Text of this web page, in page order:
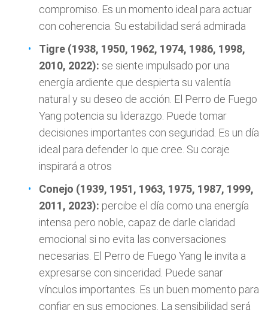
compromiso. Es un momento ideal para actuar
con coherencia. Su estabilidad será admirada
Tigre (1938, 1950, 1962, 1974, 1986, 1998,
2010, 2022): se siente impulsado por una
energía ardiente que despierta su valentía
natural y su deseo de acción. El Perro de Fuego
Yang potencia su liderazgo. Puede tomar
decisiones importantes con seguridad. Es un día
ideal para defender lo que cree. Su coraje
inspirará a otros
Conejo (1939, 1951, 1963, 1975, 1987, 1999,
2011, 2023): percibe el día como una energía
intensa pero noble, capaz de darle claridad
emocional si no evita las conversaciones
necesarias. El Perro de Fuego Yang le invita a
expresarse con sinceridad. Puede sanar
vínculos importantes. Es un buen momento para
confiar en sus emociones. La sensibilidad será